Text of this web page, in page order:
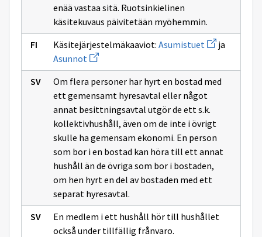
enää vastaa sitä. Ruotsinkielinen
käsitekuvaus päivitetään myöhemmin.
Käsitejärjestelmäkaaviot: Asumistuet Avaa
uuden
sivulle
Asumistuet
ja
Asunnot Avaa
uuden
ikkunan
sivulle
Asunnot
Om flera personer har hyrt en bostad med
ett gemensamt hyresavtal eller något
annat besittningsavtal utgör de ett s.k.
kollektivhushåll, även om de inte i övrigt
skulle ha gemensam ekonomi. En person
som bor i en bostad kan höra till ett annat
hushåll än de övriga som bor i bostaden,
om hen hyrt en del av bostaden med ett
separat hyresavtal.
En medlem i ett hushåll hör till hushållet
också under tillfällig frånvaro.